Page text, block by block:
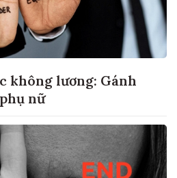
không lương: Gánh
nữ